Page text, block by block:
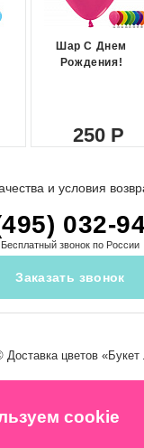
Шар С Днем
Рождения!
250
и условия
032-
Бесплатный звонок по России
Заказать звонок
Доставка цветов«Букет
cookie